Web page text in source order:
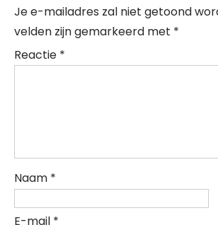
Je e-mailadres zal niet getoond
velden zijn gemarkeerd met *
Reactie *
Naam *
E-mail *